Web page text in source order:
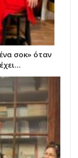
σοκ» όταν